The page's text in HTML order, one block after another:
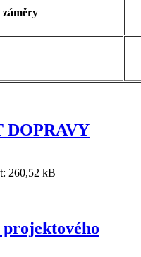
DOPRAVY
260,52 kB